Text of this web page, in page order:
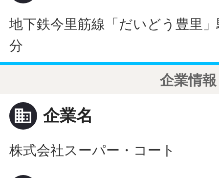
地下鉄今里筋線「だいどう豊里
分
企業情報
business 企業名
株式会社スーパー・コート